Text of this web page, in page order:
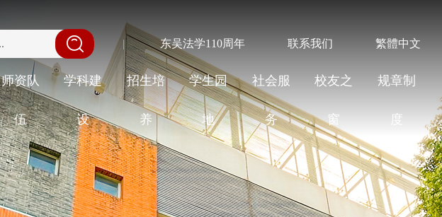
| 东吴法学110周年 联系我们 繁體中文
师资队
伍
学科建
设
招生培
养
学生园
地
社会服
务
校友之
窗
规章制
度